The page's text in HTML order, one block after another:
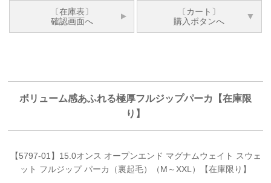
〔在庫表〕
確認画面へ
〔カート〕
購入ボタンへ
ボリューム感あふれる極厚フルジップパーカ【在庫限
り】
【5797-01】15.0オンス オープンエンド マグナムウェイト スウェ
ット フルジップ パーカ（裏起毛）（M～XXL）【在庫限り】